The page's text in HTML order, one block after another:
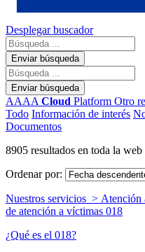
Desplegar buscador
Enviar búsqueda
Enviar búsqueda
AAAA Cloud Platform Otro
Todo Información de interés
Documentos
8905 resultados en toda la web
Ordenar por:
Nuestros servicios > Atención
de atención a víctimas 018
¿Qué es el 018?